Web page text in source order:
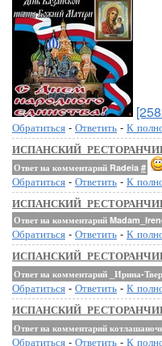
Обратиться - Ответить - К
Ответ на комментарий Radeia #
Обратиться - Ответить - К
Ответ на комментарий
Обратиться - Ответить - К
Ответ на комментарий _Ирина-
Обратиться - Ответить - К
Ответ на комментарий
Обратиться - Ответить - К